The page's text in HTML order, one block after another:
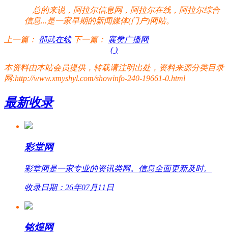
总的来说，阿拉尔信息网，阿拉尔在线，阿拉尔综合
信息...是一家早期的新闻媒体(门户)网站。
上一篇： 邵武在线 下一篇：
襄樊广播网
( )
本资料由本站会员提供，转载请注明出处，资料来源分类目录
网:http://www.xmyshyl.com/showinfo-240-19661-0.html
最新收录
彩堂网
彩堂网是一家专业的资讯类网。信息全面更新及时。
收录日期：26年07月11日
铭煌网